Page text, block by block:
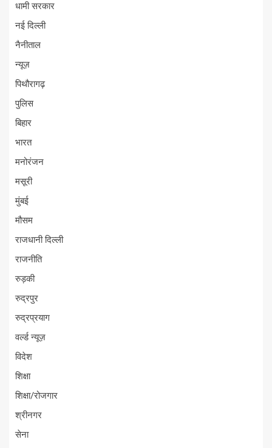
धामी सरकार
नई दिल्ली
नैनीताल
न्यूज़
पिथौरागढ़
पुलिस
बिहार
भारत
मनोरंजन
मसूरी
मुंबई
मौसम
राजधानी दिल्ली
राजनीति
रुड़की
रुद्रपुर
रुद्रप्रयाग
वर्ल्ड न्यूज़
विदेश
शिक्षा
शिक्षा/रोजगार
श्रीनगर
सेना